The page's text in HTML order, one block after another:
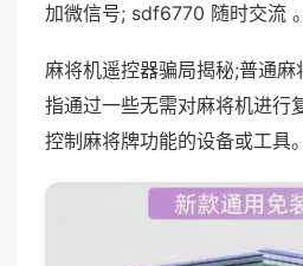
加微信号; sdf6770 随时交流 。
麻将机遥控器骗局揭秘;普通
指通过一些无需对麻将机进行
控制麻将牌功能的设备或工具。